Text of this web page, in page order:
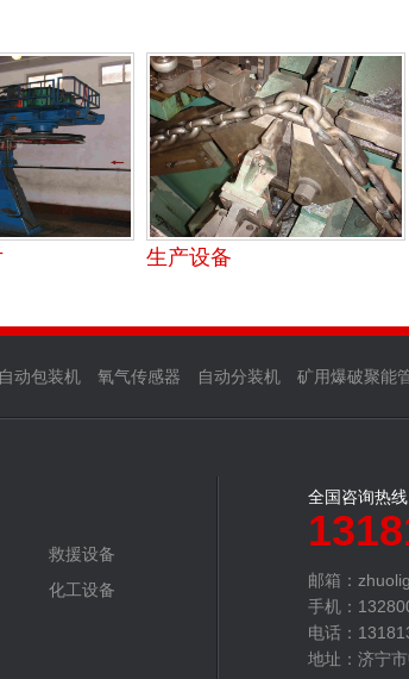
生产设备
动包装机 氧气传感器 自动分装机 矿用爆破聚能
救援设备
化工设备
全国咨询热线
邮箱：
手机：
电话：
地址：济宁